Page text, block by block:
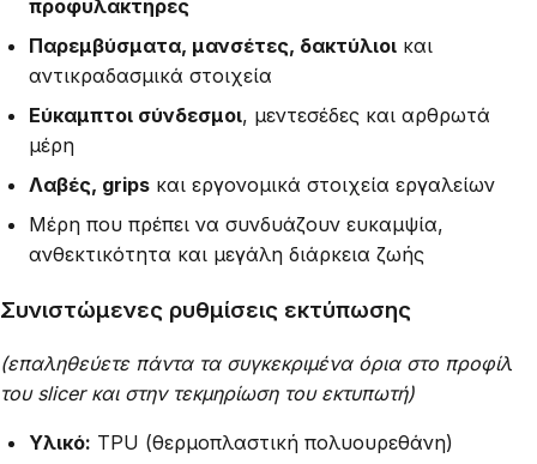
προφυλακτήρες
Παρεμβύσματα, μανσέτες, δακτύλιοι και
αντικραδασμικά στοιχεία
Εύκαμπτοι σύνδεσμοι, μεντεσέδες και αρθρωτά
μέρη
Λαβές, grips και εργονομικά στοιχεία εργαλείων
Μέρη που πρέπει να συνδυάζουν ευκαμψία,
ανθεκτικότητα και μεγάλη διάρκεια ζωής
Συνιστώμενες ρυθμίσεις εκτύπωσης
(επαληθεύετε πάντα τα συγκεκριμένα όρια στο προφίλ
του slicer και στην τεκμηρίωση του εκτυπωτή)
Υλικό: TPU (θερμοπλαστική πολυουρεθάνη)